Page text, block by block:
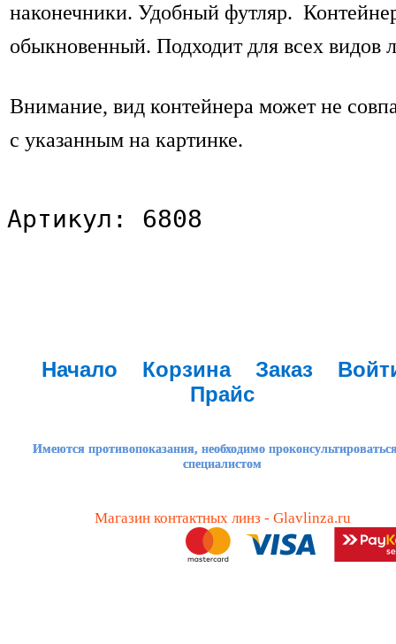
наконечники. Удобный футляр.
обыкновенный. Подходит для всех видов
Внимание, вид контейнера может не
с указанным на картинке.
Артикул: 6808
Начало Корзина Заказ
Прайс
Имеются противопоказания, необходимо
специалистом
Магазин контактных линз - Glavlinza.ru